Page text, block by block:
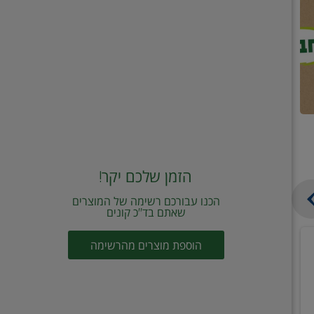
הזמן שלכם יקר!
הכנו עבורכם רשימה של המוצרים
שאתם בד"כ קונים
הוספת מוצרים מהרשימה